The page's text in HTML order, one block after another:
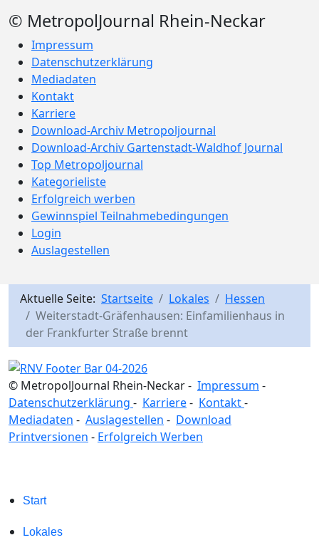
© MetropolJournal Rhein-Neckar
Impressum
Datenschutzerklärung
Mediadaten
Kontakt
Karriere
Download-Archiv Metropoljournal
Download-Archiv Gartenstadt-Waldhof Journal
Top Metropoljournal
Kategorieliste
Erfolgreich werben
Gewinnspiel Teilnahmebedingungen
Login
Auslagestellen
Aktuelle Seite: Startseite Lokales
Hessen
Weiterstadt-Gräfenhausen: Einfamilienhaus in
der Frankfurter Straße brennt
© MetropolJournal Rhein-Neckar - Impressum -
Datenschutzerklärung - Karriere- Kontakt-
Mediadaten - Auslagestellen - Download
Printversionen - Erfolgreich Werben
Start
Lokales